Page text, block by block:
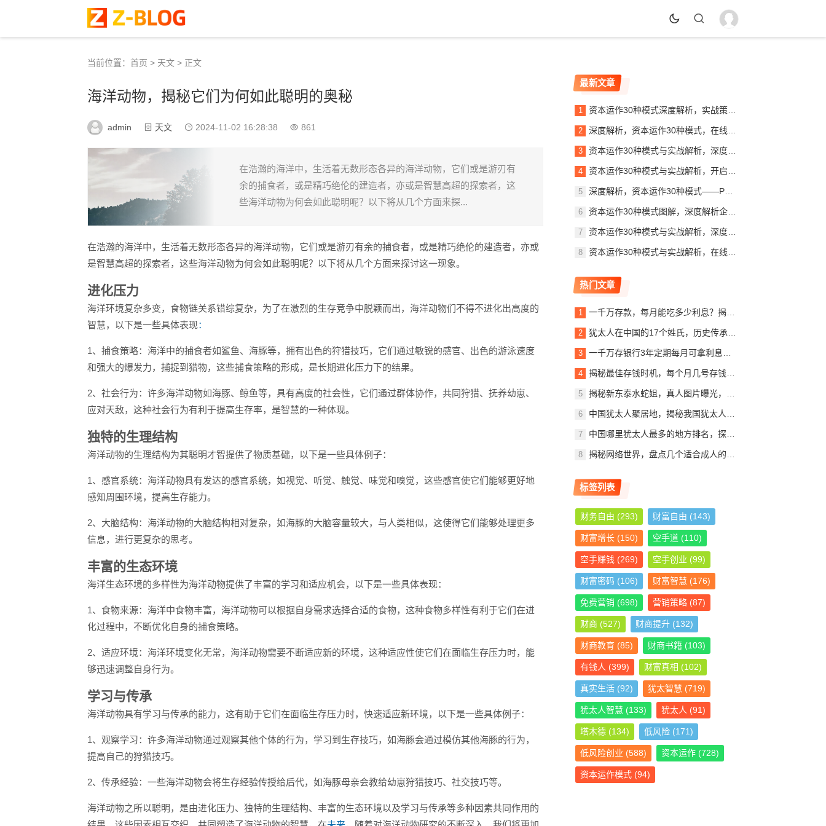
当前位置： 首页 > 天文 > 正文
海洋动物，揭秘它们为何如此聪明的奥秘
admin 天文 2024-11-02 16:28:38 861
在浩瀚的海洋中，生活着无数形态各异的海洋动物，它们或是游刃有
余的捕食者，或是精巧绝伦的建造者，亦或是智慧高超的探索者，这
些海洋动物为何会如此聪明呢？以下将从几个方面来探...
在浩瀚的海洋中，生活着无数形态各异的海洋动物，它们或是游刃有余的捕食者，或是精巧绝伦的建造者，亦或
是智慧高超的探索者，这些海洋动物为何会如此聪明呢？以下将从几个方面来探讨这一现象。
进化压力
海洋环境复杂多变，食物链关系错综复杂，为了在激烈的生存竞争中脱颖而出，海洋动物们不得不进化出高度的
智慧，以下是一些具体表现：
1、捕食策略：海洋中的捕食者如鲨鱼、海豚等，拥有出色的狩猎技巧，它们通过敏锐的感官、出色的游泳速度
和强大的爆发力，捕捉到猎物，这些捕食策略的形成，是长期进化压力下的结果。
2、社会行为：许多海洋动物如海豚、鲸鱼等，具有高度的社会性，它们通过群体协作，共同狩猎、抚养幼崽、
应对天敌，这种社会行为有利于提高生存率，是智慧的一种体现。
独特的生理结构
海洋动物的生理结构为其聪明才智提供了物质基础，以下是一些具体例子：
1、感官系统：海洋动物具有发达的感官系统，如视觉、听觉、触觉、味觉和嗅觉，这些感官使它们能够更好地
感知周围环境，提高生存能力。
2、大脑结构：海洋动物的大脑结构相对复杂，如海豚的大脑容量较大，与人类相似，这使得它们能够处理更多
信息，进行更复杂的思考。
丰富的生态环境
海洋生态环境的多样性为海洋动物提供了丰富的学习和适应机会，以下是一些具体表现：
1、食物来源：海洋中食物丰富，海洋动物可以根据自身需求选择合适的食物，这种食物多样性有利于它们在进
化过程中，不断优化自身的捕食策略。
2、适应环境：海洋环境变化无常，海洋动物需要不断适应新的环境，这种适应性使它们在面临生存压力时，能
够迅速调整自身行为。
学习与传承
海洋动物具有学习与传承的能力，这有助于它们在面临生存压力时，快速适应新环境，以下是一些具体例子：
1、观察学习：许多海洋动物通过观察其他个体的行为，学习到生存技巧，如海豚会通过模仿其他海豚的行为，
提高自己的狩猎技巧。
2、传承经验：一些海洋动物会将生存经验传授给后代，如海豚母亲会教给幼崽狩猎技巧、社交技巧等。
海洋动物之所以聪明，是由进化压力、独特的生理结构、丰富的生态环境以及学习与传承等多种因素共同作用的
最新文章
资本运作30种模式深度解析，实战策略与案例分析，资本运作30大模式揭秘，实战策略与案例精析
深度解析，资本运作30种模式，在线阅读指南助力企业腾飞，揭秘资本奥秘，30种资本运作模式深度解析指南
资本运作30种模式与实战解析，深度解读PDF秘籍，助你掌握财富增长之道，揭秘资本运作30大模式，实战解析PDF秘籍，财富增长之道全解析
资本运作30种模式与实战解析，开启财富之门，资本运作30大策略揭秘，实战解析，开启你的财富之门
深度解析，资本运作30种模式——PDF免费下载指南，揭秘资本运作30大模式，免费PDF下载指南
资本运作30种模式图解，深度解析企业财富增值的秘密武器，解码企业财富增值，资本运作30种模式深度解析图解
资本运作30种模式与实战解析，深度解读商业资本的奥秘，揭秘资本奥秘，30种资本运作模式实战解析
资本运作30种模式与实战解析，在线阅读，掌握财富密码！，揭秘财富密码，资本运作30种模式深度解析
热门文章
一千万存款，每月能吃多少利息？揭秘银行利息收入背后的秘密
犹太人在中国的17个姓氏，历史传承与文化交融，犹太人在中国的姓氏传承与文化交融概览
一千万存银行3年定期每月可拿利息多少？详解定期存款收益计算
揭秘最佳存钱时机，每个月几号存钱最划算？
揭秘新东泰水蛇姐，真人图片曝光，美貌与实力并存
中国犹太人聚居地，揭秘我国犹太人最多的城市，中国犹太人聚居地探秘，揭秘我国犹太人口最多的城市
中国哪里犹太人最多的地方排名，探寻东方的以色列社区，东方犹太人聚集地，中国犹太人数量最多地区揭秘
揭秘网络世界，盘点几个适合成人的优质网站推荐
标签列表
财务自由 (293) 财富自由 (143)
财富增长 (150) 空手道 (110)
空手赚钱 (269) 空手创业 (99)
财富密码 (106) 财富智慧 (176)
免费营销 (698) 营销策略 (87)
财商 (527) 财商提升 (132)
财商教育 (85) 财商书籍 (103)
有钱人 (399) 财富真相 (102)
真实生活 (92) 犹太智慧 (719)
犹太人智慧 (133) 犹太人 (91)
塔木德 (134) 低风险 (171)
低风险创业 (588) 资本运作 (728)
资本运作模式 (94)